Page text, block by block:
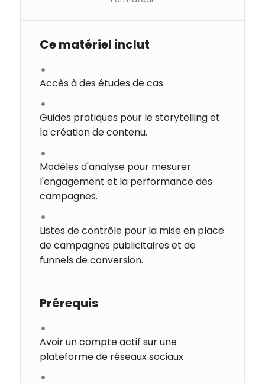
Ce matériel inclut
Accès à des études de cas
Guides pratiques pour le storytelling et
la création de contenu.
Modèles d'analyse pour mesurer
l'engagement et la performance des
campagnes.
Listes de contrôle pour la mise en place
de campagnes publicitaires et de
funnels de conversion.
Prérequis
Avoir un compte actif sur une
plateforme de réseaux sociaux